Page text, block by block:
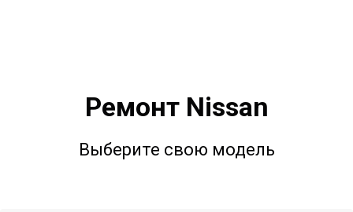
Ремонт Nissan
Выберите свою модель